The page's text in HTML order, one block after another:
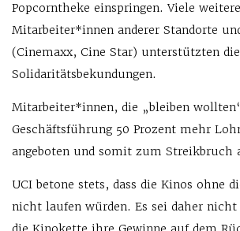
Popcorntheke einspringen. Viele weitere
Mitarbeiter*innen anderer Standorte
(Cinemaxx, Cine Star) unterstützten
Solidaritätsbekundungen.
Mitarbeiter*innen, die „bleiben
Geschäftsführung 50 Prozent mehr
angeboten und somit zum Streikbruch
UCI betone stets, dass die Kinos ohne
nicht laufen würden. Es sei daher nicht